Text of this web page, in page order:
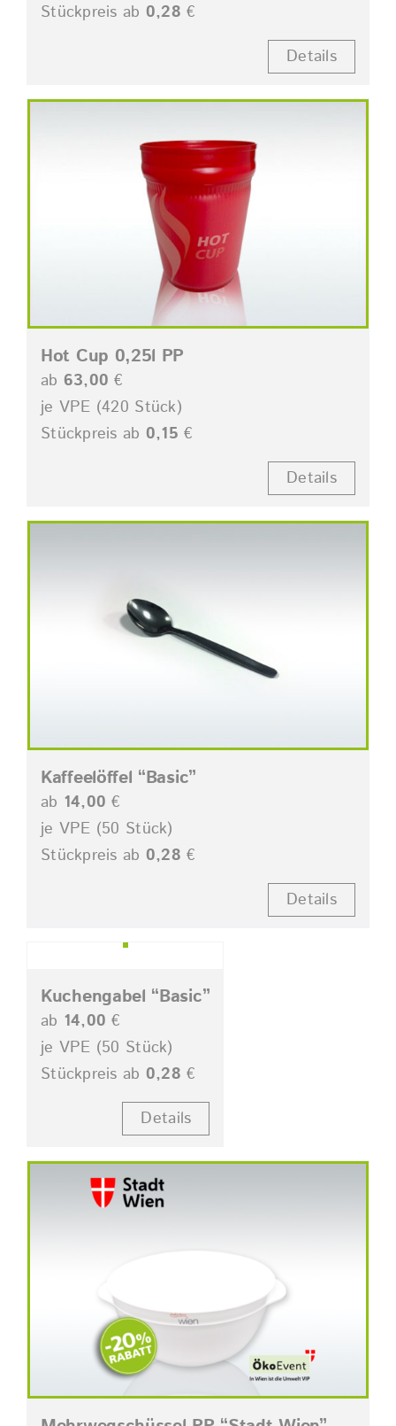
Stückpreis ab 0,28 €
Details
Hot Cup 0,25l PP
ab 63,00 €
je VPE (420 Stück)
Stückpreis ab 0,15 €
Details
Kaffeelöffel “Basic”
ab 14,00 €
je VPE (50 Stück)
Stückpreis ab 0,28 €
Details
Kuchengabel “Basic”
ab 14,00 €
je VPE (50 Stück)
Stückpreis ab 0,28 €
Details